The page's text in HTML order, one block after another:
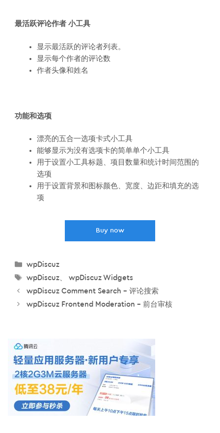
最活跃评论作者 小工具
显示最活跃的评论者列表。
显示每个作者的评论数
作者头像和姓名
功能和选项
漂亮的五合一选项卡式小工具
能够显示为没有选项卡的简单单个小工具
用于设置小工具标题、项目数量和统计时间范围的
选项
用于设置背景和图标颜色、宽度、边距和填充的选
项
Buy now
分
wpDiscuz
标
wpDiscuz
wpDiscuz Widgets
wpDiscuz Comment Search – 评论搜索
wpDiscuz Frontend Moderation – 前台审核